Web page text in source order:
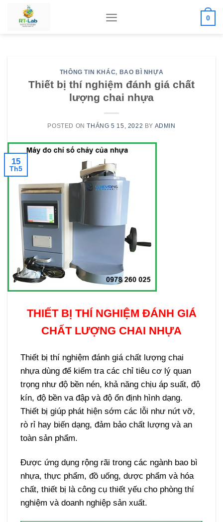
0
THÔNG TIN KHÁC, BAO BÌ NHỰA
Thiết bị thí nghiệm đánh giá chất
lượng chai nhựa
POSTED ONTHÁNG 5 15, 2022 BY ADMIN
15
Th5
THIẾT BỊ THÍ NGHIỆM ĐÁNH GIÁ
CHẤT LƯỢNG CHAI NHỰA
Thiết bị thí nghiệm đánh giá chất lượng chai
nhựa dùng để kiểm tra các chỉ tiêu cơ lý quan
trọng như độ bền nén, khả năng chịu áp suất, độ
kín, độ bền va đập và độ ổn định hình dạng.
Thiết bị giúp phát hiện sớm các lỗi như nứt vỡ,
rò rỉ hay biến dạng, đảm bảo chất lượng và an
toàn sản phẩm.
Được ứng dụng rộng rãi trong các ngành bao bì
nhựa, thực phẩm, đồ uống, dược phẩm và hóa
chất, thiết bị là công cụ thiết yếu cho phòng thí
nghiệm và doanh nghiệp sản xuất.